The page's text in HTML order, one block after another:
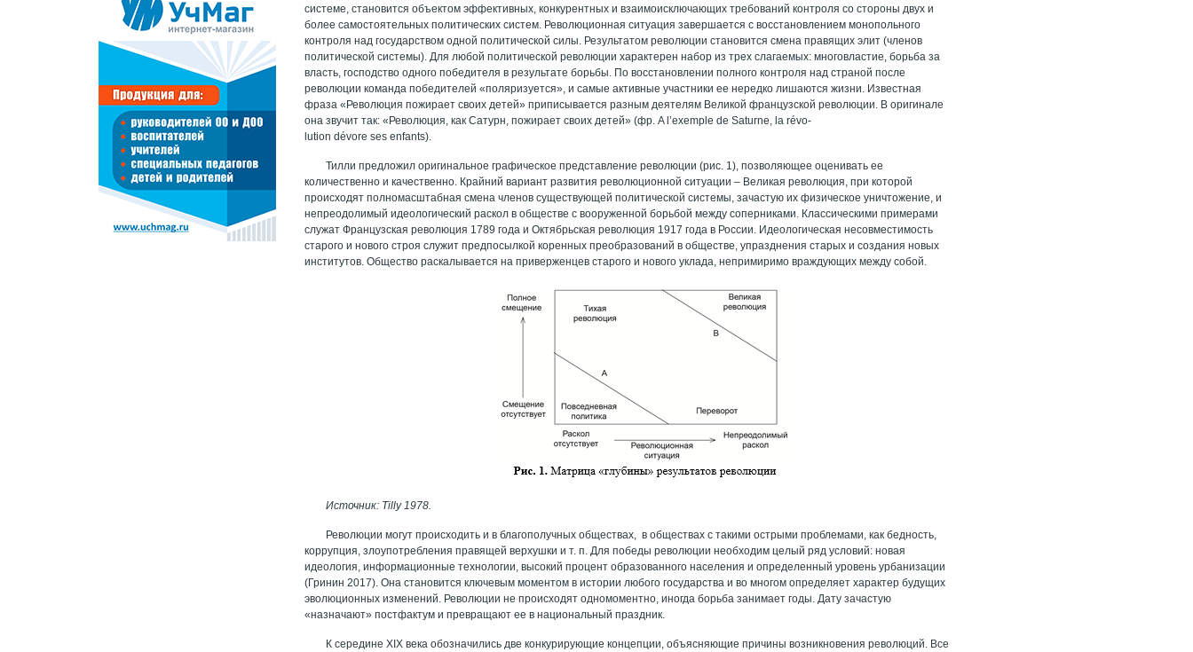
системе, становится объектом эффективных, конкурентных и взаимоисключающих требований контроля со стороны двух и
более самостоятельных политических систем. Революционная ситуация завершается с восстановлением монопольного
контроля над государством одной политической силы. Результатом революции становится смена правящих элит (членов
политической системы). Для любой политической революции характерен набор из трех слагаемых: многовластие, борьба за
власть, господство одного победителя в результате борьбы. По восстановлении полного контроля над страной после
революции команда победителей «поляризуется», и самые активные участники ее нередко лишаются жизни. Известная
фраза «Революция пожирает своих детей» приписывается разным деятелям Великой французской революции. В оригинале
она звучит так: «Революция, как Сатурн, пожирает своих детей» (фр. A l’exemple de Saturne, la révo-
lution dévore ses enfants).
Тилли предложил оригинальное графическое представление революции (рис. 1), позволяющее оценивать ее
количественно и качественно. Крайний вариант развития революционной ситуации – Великая революция, при которой
происходят полномасштабная смена членов существующей политической системы, зачастую их физическое уничтожение, и
непреодолимый идеологический раскол в обществе с вооруженной борьбой между соперниками. Классическими примерами
служат Французская революция 1789 года и Октябрьская революция 1917 года в России. Идеологическая несовместимость
старого и нового строя служит предпосылкой коренных преобразований в обществе, упразднения старых и создания новых
институтов. Общество раскалывается на приверженцев старого и нового уклада, непримиримо враждующих между собой.
Источник: Tilly 1978.
Революции могут происходить и в благополучных обществах, в обществах с такими острыми проблемами, как бедность,
коррупция, злоупотребления правящей верхушки и т. п. Для победы революции необходим целый ряд условий: новая
идеология, информационные технологии, высокий процент образованного населения и определенный уровень урбанизации
(Гринин 2017). Она становится ключевым моментом в истории любого государства и во многом определяет характер будущих
эволюционных изменений. Революции не происходят одномоментно, иногда борьба занимает годы. Дату зачастую
«назначают» постфактум и превращают ее в национальный праздник.
К середине XIX века обозначились две конкурирующие концепции, объясняющие причины возникновения революций. Все